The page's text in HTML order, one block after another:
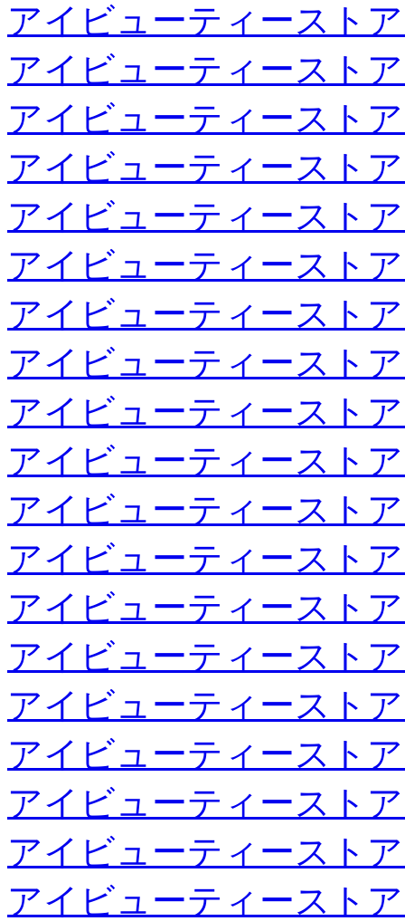
アイビューティースト
アイビューティースト
アイビューティースト
アイビューティースト
アイビューティースト
アイビューティースト
アイビューティースト
アイビューティースト
アイビューティースト
アイビューティースト
アイビューティースト
アイビューティースト
アイビューティースト
アイビューティースト
アイビューティースト
アイビューティースト
アイビューティースト
アイビューティースト
アイビューティースト